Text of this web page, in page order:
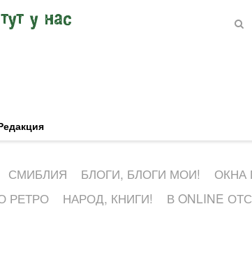
у нас
СМИБЛИЯ БЛОГИ, БЛОГИ МОИ! ОКНА
РЕТРО НАРОД, КНИГИ! В ONLINE